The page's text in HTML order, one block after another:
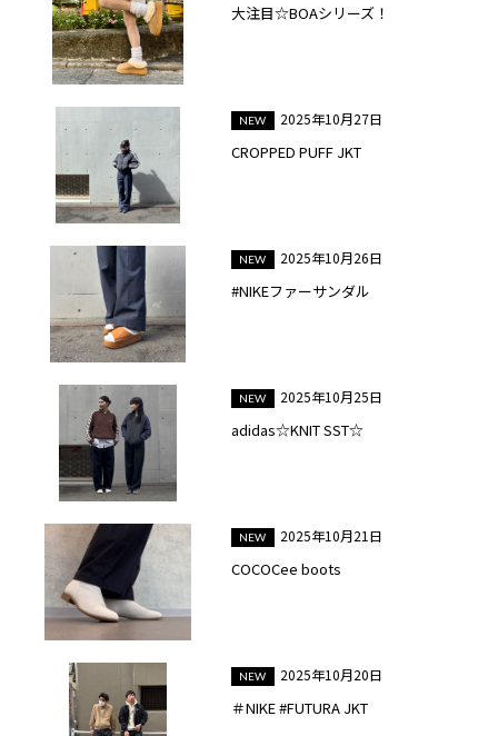
大注目☆BOAシリーズ！
2025年10月27日
CROPPED PUFF JKT
2025年10月26日
#NIKEファーサンダル
2025年10月25日
adidas☆KNIT SST☆
2025年10月21日
COCOCee boots
2025年10月20日
＃NIKE #FUTURA JKT